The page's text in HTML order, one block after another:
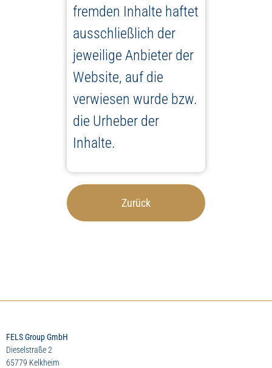
fremden Inhalte haftet
ausschließlich der
jeweilige Anbieter der
Website, auf die
verwiesen wurde bzw.
die Urheber der
Inhalte.
Zurück
FELS Group GmbH
Dieselstraße 2
65779 Kelkheim